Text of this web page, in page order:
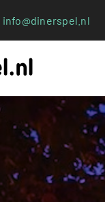
info@dinerspel.nl